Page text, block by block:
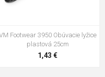
VM Footwear 3102 Šnúrky ploché
0,79 €